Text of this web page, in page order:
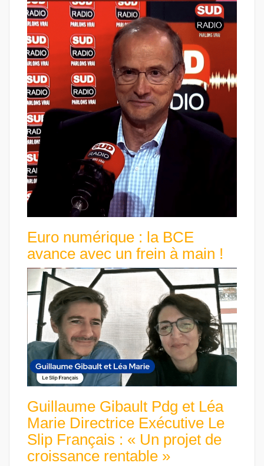
Euro numérique : la BCE
avance avec un frein à main !
Guillaume Gibault Pdg et Léa
Marie Directrice Exécutive Le
Slip Français : « Un projet de
croissance rentable »